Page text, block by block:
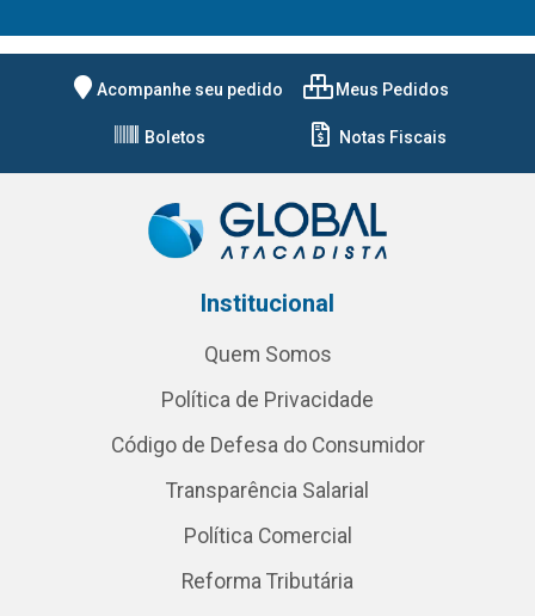
Acompanhe seu pedido Meus Pedidos
Boletos Notas Fiscais
Institucional
Quem Somos
Política de Privacidade
Código de Defesa do Consumidor
Transparência Salarial
Política Comercial
Reforma Tributária